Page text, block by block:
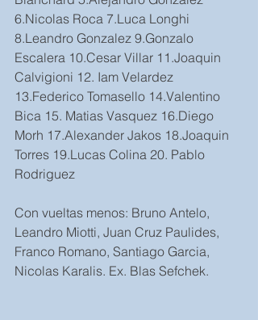
6.Nicolas Roca 7.Luca Longhi
8.Leandro Gonzalez 9.Gonzalo
Escalera 10.Cesar Villar 11.Joaquin
Calvigioni 12. Iam Velardez
13.Federico Tomasello 14.Valentino
Bica 15. Matias Vasquez 16.Diego
Morh 17.Alexander Jakos 18.Joaquin
Torres 19.Lucas Colina 20. Pablo
Rodriguez
Con vueltas menos: Bruno Antelo,
Leandro Miotti, Juan Cruz Paulides,
Franco Romano, Santiago Garcia,
Nicolas Karalis. Ex. Blas Sefchek.